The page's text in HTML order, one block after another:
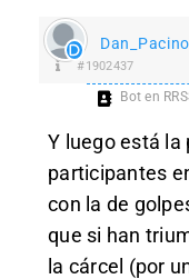
Dan_Pacino
#1902437
Bot en
Y luego está la
participantes
con la de
que si han
la cárcel (por